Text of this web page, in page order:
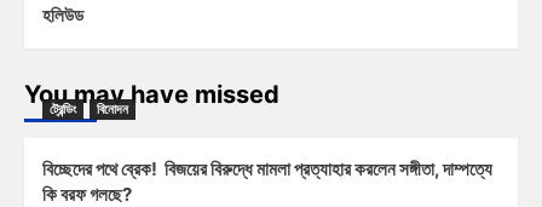
হলিউড
You may have missed
ট্রেন্ডিং বিনোদন
বিচ্ছেদের পথে ব্রেক! বিজয়ের বিরুদ্ধে মামলা প্রত্যাহার করলেন সঙ্গীতা, দাম্পত্যে
কি বরফ গলছে?